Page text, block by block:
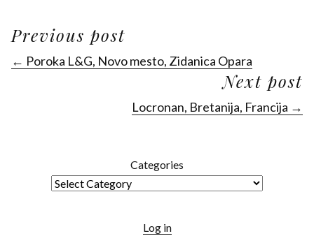
Previous post
← Poroka L&G, Novo mesto, Zidanica Opara
Next post
Locronan, Bretanija, Francija →
Categories
Log in